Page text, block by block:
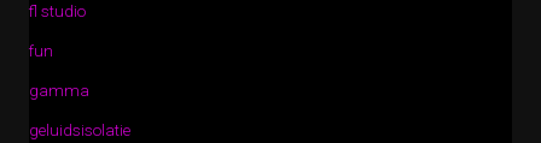
fl studio
fun
gamma
geluidsisolatie